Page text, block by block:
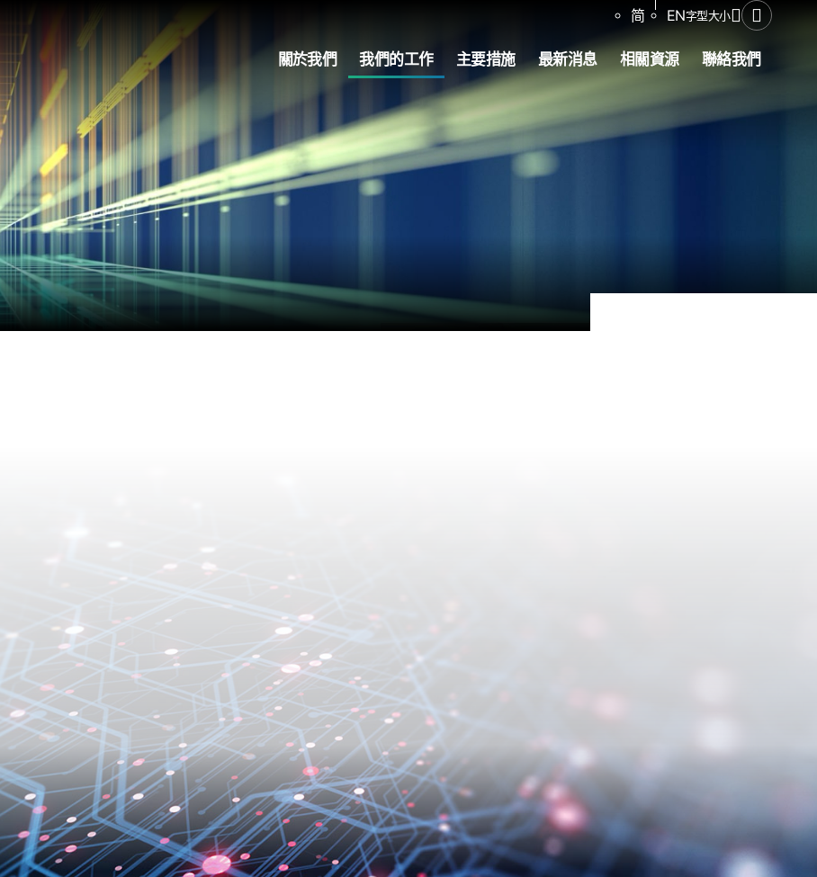
简 EN字型大小分享開啟搜尋
關於我們 我們的工作 主要措施 最新消息 相關資源 聯絡我們
數字政府
和商界帶來效益、便利和好處；推動各局／部門在提供公共服務方面抱持革新的精神；以及積極制
型的概念和主要驅動元素納入各局／部門的運作和未來策略，務求提高效率和成效。